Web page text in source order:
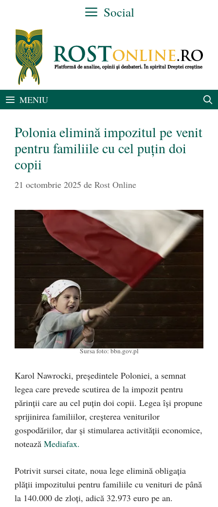
conținut
Social
MENIU
Polonia elimină impozitul pe venit
pentru familiile cu cel puțin doi
copii
21 octombrie 2025 de Rost Online
Sursa foto: bbn.gov.pl
Karol Nawrocki, președintele Poloniei, a semnat
legea care prevede scutirea de la impozit pentru
părinții care au cel puțin doi copii. Legea își propune
sprijinirea familiilor, creșterea veniturilor
gospodăriilor, dar și stimularea activității economice,
notează Mediafax.
Potrivit sursei citate, noua lege elimină obligația
plății impozitului pentru familiile cu venituri de până
la 140.000 de zloți, adică 32.973 euro pe an.